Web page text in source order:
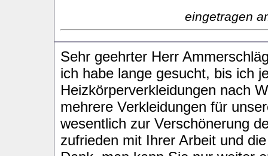
eingetragen
Sehr geehrter Herr
ich habe lange gesucht, bis ich
Heizkörperverkleidungen nach
mehrere Verkleidungen für
wesentlich zur Verschönerung
zufrieden mit Ihrer Arbeit und